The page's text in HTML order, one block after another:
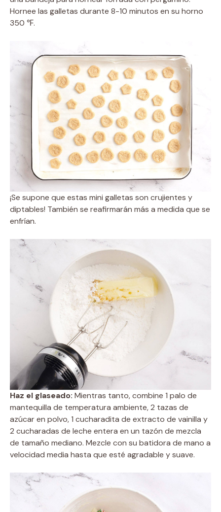
Hornee las galletas durante 8-10 minutos en su horno
350 ℉.
¡Se supone que estas mini galletas son crujientes y
diptables! También se reafirmarán más a medida que se
enfrían.
Haz el glaseado: Mientras tanto, combine 1 palo de
mantequilla de temperatura ambiente, 2 tazas de
azúcar en polvo, 1 cucharadita de extracto de vainilla y
2 cucharadas de leche entera en un tazón de mezcla
de tamaño mediano. Mezcle con su batidora de mano a
velocidad media hasta que esté agradable y suave.